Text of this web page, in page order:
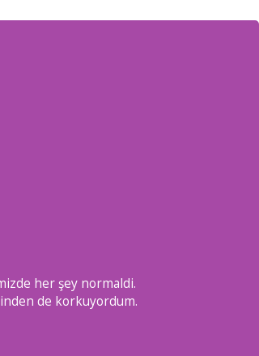
her şey normaldi.
de korkuyordum.